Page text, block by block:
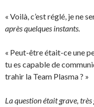
« Voilà, c’est réglé, je ne
après quelques instants.
« Peut-être était-ce une
tu es capable de
trahir la Team Plasma ? »
La question était grave,